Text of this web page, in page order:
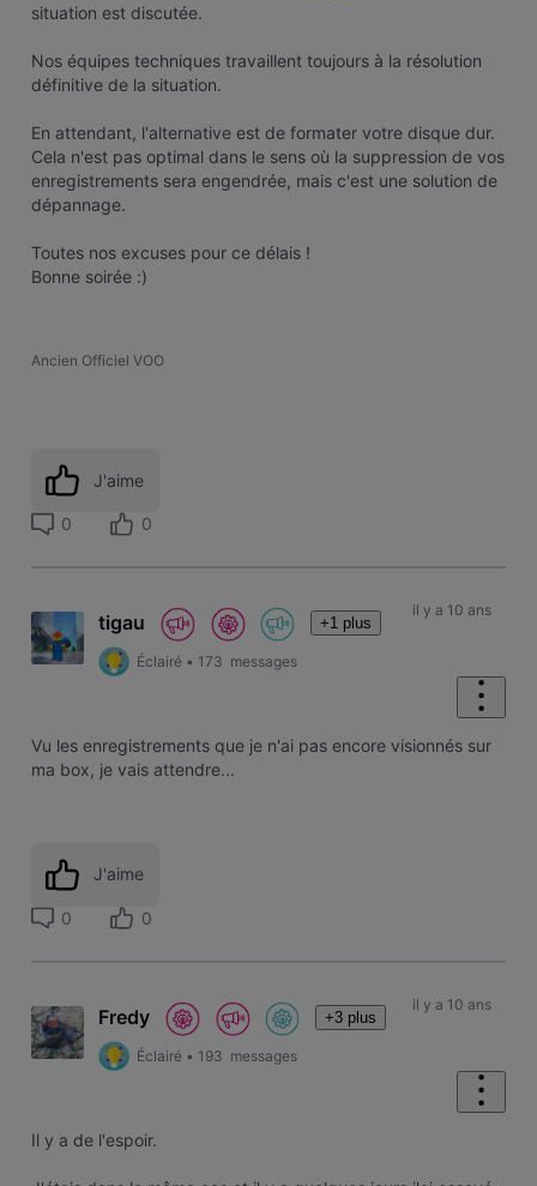
situation est discutée.
Nos équipes techniques travaillent toujours à la résolution
définitive de la situation.
En attendant, l'alternative est de formater votre disque dur.
Cela n'est pas optimal dans le sens où la suppression de vos
enregistrements sera engendrée, mais c'est une solution de
dépannage.
Toutes nos excuses pour ce délais !
Bonne soirée :)
Ancien Officiel VOO
J'aime
0 0
tigau +1 plus
Éclairé • 173 messages
il y a 10 ans
Vu les enregistrements que je n'ai pas encore visionnés sur
ma box, je vais attendre...
J'aime
0 0
Fredy +3 plus
Éclairé • 193 messages
il y a 10 ans
Il y a de l'espoir.